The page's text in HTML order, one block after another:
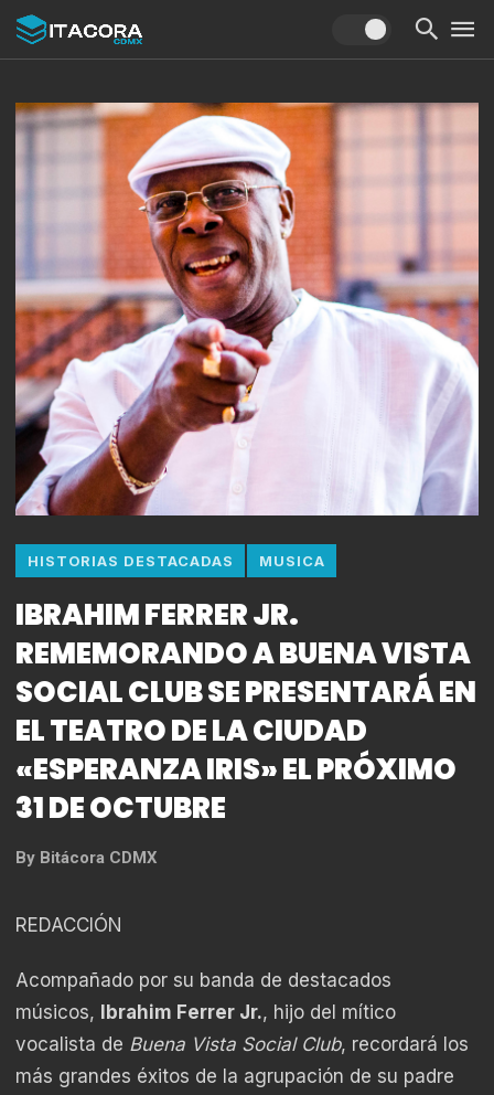
HISTORIAS DESTACADAS MUSICA
IBRAHIM FERRER JR.
REMEMORANDO A BUENA VISTA
SOCIAL CLUB SE PRESENTARÁ EN
EL TEATRO DE LA CIUDAD
«ESPERANZA IRIS» EL PRÓXIMO
31 DE OCTUBRE
By Bitácora CDMX
REDACCIÓN
Acompañado por su banda de destacados
músicos, Ibrahim Ferrer Jr., hijo del mítico
vocalista de Buena Vista Social Club, recordará los
más grandes éxitos de la agrupación de su padre